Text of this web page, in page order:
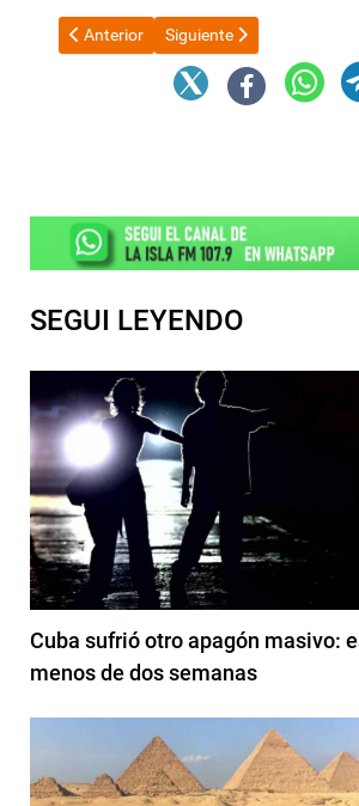
Artículo anterior: UPCN acordó con
Anterior Artículo siguiente: Tras el
Siguiente
SEGUI LEYENDO
Cuba sufrió otro apagón masivo:
menos de dos semanas